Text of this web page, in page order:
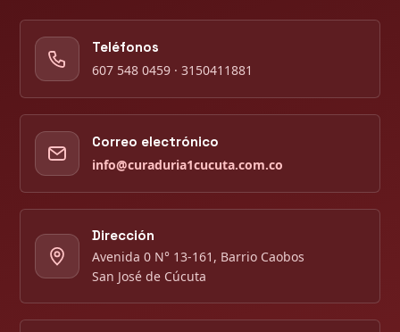
Teléfonos
607 548 0459 · 3150411881
Correo electrónico
info@curaduria1cucuta.com.co
Dirección
Avenida 0 N° 13-161, Barrio Caobos
San José de Cúcuta